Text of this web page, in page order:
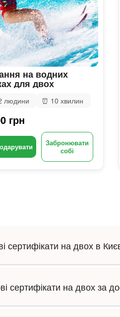
на водних
для двох
людини ⏰ 10 хвилин
грн
Забронювати
собі
на двох в
сертифікати на двох за